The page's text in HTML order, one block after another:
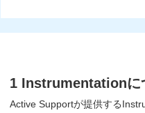
1 Instrumentationに
Active Supportが提供する